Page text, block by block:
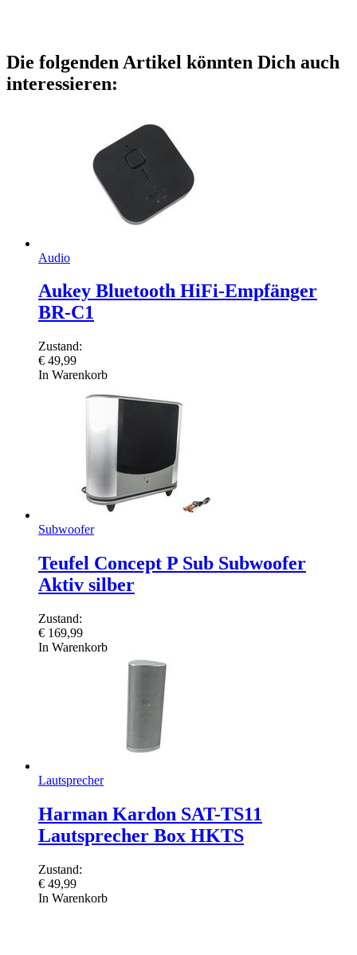
Die folgenden Artikel könnten Dich auch
interessieren:
Audio
Aukey Bluetooth HiFi-Empfänger
BR-C1
Zustand:
€ 49,99
In Warenkorb
Subwoofer
Teufel Concept P Sub Subwoofer
Aktiv silber
Zustand:
€ 169,99
In Warenkorb
Lautsprecher
Harman Kardon SAT-TS11
Lautsprecher Box HKTS
Zustand:
€ 49,99
In Warenkorb